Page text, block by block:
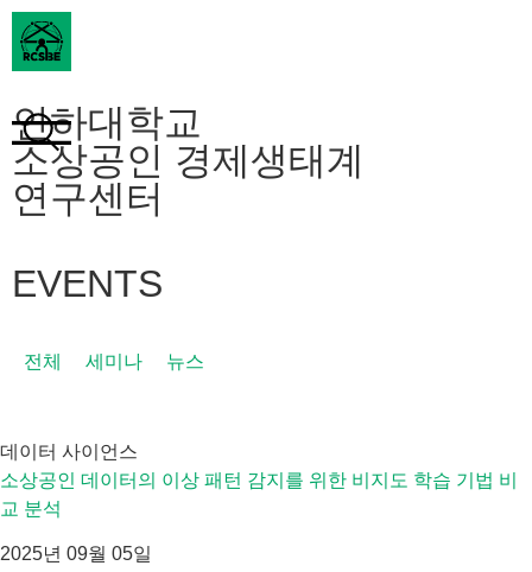
인하대학교
소상공인 경제생태계
연구센터
EVENTS
전체 세미나 뉴스
데이터 사이언스
소상공인 데이터의 이상 패턴 감지를 위한 비지도 학습 기법 비
교 분석
2025년 09월 05일